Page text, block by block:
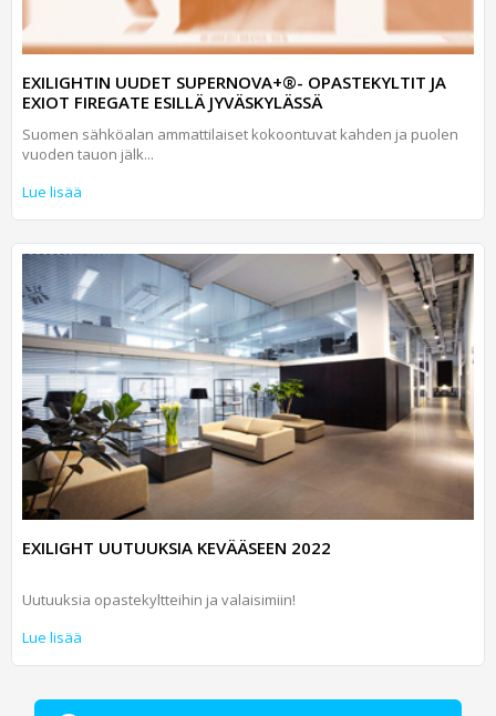
EXILIGHTIN UUDET SUPERNOVA+®- OPASTEKYLTIT JA
EXIOT FIREGATE ESILLÄ JYVÄSKYLÄSSÄ
Suomen sähköalan ammattilaiset kokoontuvat kahden ja puolen
vuoden tauon jälk...
Lue lisää
EXILIGHT UUTUUKSIA KEVÄÄSEEN 2022
Uutuuksia opastekyltteihin ja valaisimiin!
Lue lisää